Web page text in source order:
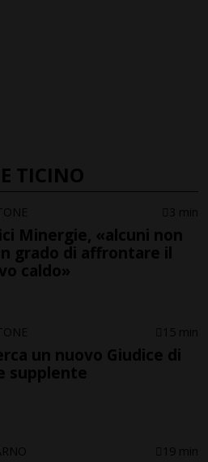
TICINO
3 min
Minergie, «alcuni non
grado di affrontare il
caldo»
15 min
un nuovo Giudice di
supplente
19 min